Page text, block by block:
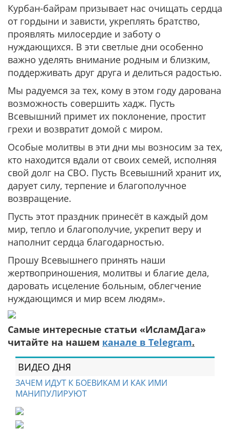
Курбан-байрам призывает нас очищать сердца
от гордыни и зависти, укреплять братство,
проявлять милосердие и заботу о
нуждающихся. В эти светлые дни особенно
важно уделять внимание родным и близким,
поддерживать друг друга и делиться радостью.
Мы радуемся за тех, кому в этом году дарована
возможность совершить хадж. Пусть
Всевышний примет их поклонение, простит
грехи и возвратит домой с миром.
Особые молитвы в эти дни мы возносим за тех,
кто находится вдали от своих семей, исполняя
свой долг на СВО. Пусть Всевышний хранит их,
дарует силу, терпение и благополучное
возвращение.
Пусть этот праздник принесёт в каждый дом
мир, тепло и благополучие, укрепит веру и
наполнит сердца благодарностью.
Прошу Всевышнего принять наши
жертвоприношения, молитвы и благие дела,
даровать исцеление больным, облегчение
нуждающимся и мир всем людям».
Самые интересные статьи «ИсламДага»
читайте на нашем канале в Telegram.
ВИДЕО ДНЯ
ЗАЧЕМ ИДУТ К БОЕВИКАМ И КАК ИМИ
МАНИПУЛИРУЮТ